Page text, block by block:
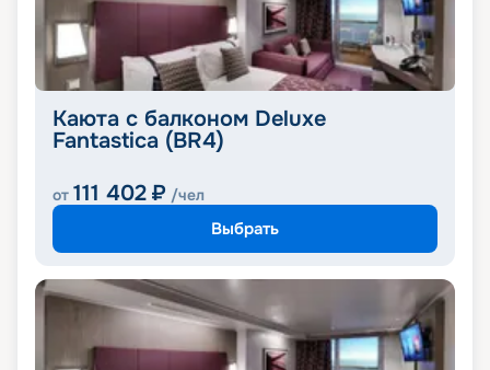
Каюта с балконом Deluxe
Fantastica (BR4)
от 111 402 ₽ /чел
Выбрать